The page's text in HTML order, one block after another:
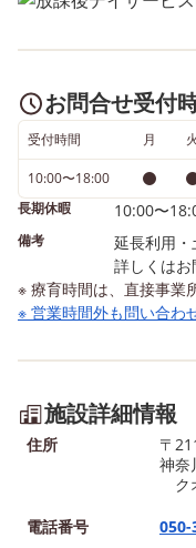
ました！ 制作の様子をご紹
れました◎ さらに真
タツムリのお顔を描
ました👍 カタツムリ、葉っ
ぱ、花びらもそれぞ
をはみ出さないよう
いるね( *˙ ˙* ) それぞれ個性
の出ている素敵な作
いたしました💛 みんな、満
足そうな素敵な笑顔
い気持ちになりまし
※お顔が写っているご
さまに関しましては
者様の了承をいただ
しております。 toiroスタ
ッフブログはこちら
お問合せ受付
受付時間 月
10:00〜18:00
長期休暇
10:00〜
備考
延長利用・
詳しくはお
※ 療育時間は、直接事業
※ 営業時間外も問い合わ
施設詳細情報
住所
〒
神奈
ク
電話番号
050-